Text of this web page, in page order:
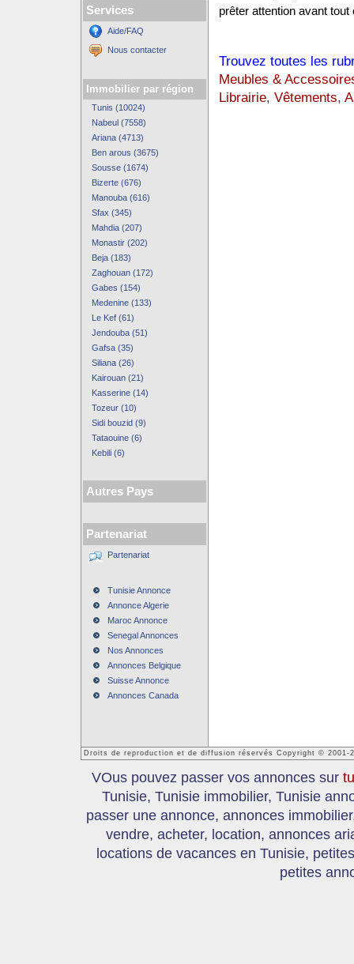
Services
Aide/FAQ
Nous contacter
Immobilier par région
Tunis (10024)
Nabeul (7558)
Ariana (4713)
Ben arous (3675)
Sousse (1674)
Bizerte (676)
Manouba (616)
Sfax (345)
Mahdia (207)
Monastir (202)
Beja (183)
Zaghouan (172)
Gabes (154)
Medenine (133)
Le Kef (61)
Jendouba (51)
Gafsa (35)
Siliana (26)
Kairouan (21)
Kasserine (14)
Tozeur (10)
Sidi bouzid (9)
Tataouine (6)
Kebili (6)
Autres Pays
Partenariat
Partenariat
Tunisie Annonce
Annonce Algerie
Maroc Annonce
Senegal Annonces
Nos Annonces
Annonces Belgique
Suisse Annonce
Annonces Canada
prêter attention avant tout
Trouvez toutes les
Meubles &
Librairie, Vêtements,
Droits de reproduction et de diffusion réservés Copyright © 2001-
VOus pouvez passer vos annonces sur
Tunisie, Tunisie immobilier, Tunisie
passer une annonce, annonces
vendre, acheter, location, annonces
locations de vacances en Tunisie,
petites